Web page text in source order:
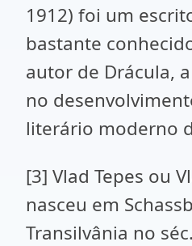
1912) foi um
bastante
autor de Drácula,
no
literário moderno
[3] Vlad Tepes ou
nasceu em
Transilvânia no